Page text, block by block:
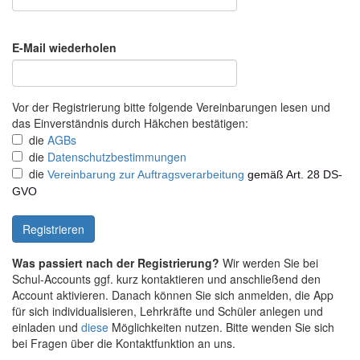
E-Mail wiederholen
Vor der Registrierung bitte folgende Vereinbarungen lesen und
das Einverständnis durch Häkchen bestätigen:
die AGBs
die Datenschutzbestimmungen
die Vereinbarung zur Auftragsverarbeitung gemäß Art. 28 DS-
GVO
Was passiert nach der Registrierung? Wir werden Sie bei
Schul-Accounts ggf. kurz kontaktieren und anschließend den
Account aktivieren. Danach können Sie sich anmelden, die App
für sich individualisieren, Lehrkräfte und Schüler anlegen und
einladen und diese Möglichkeiten nutzen. Bitte wenden Sie sich
bei Fragen über die Kontaktfunktion an uns.